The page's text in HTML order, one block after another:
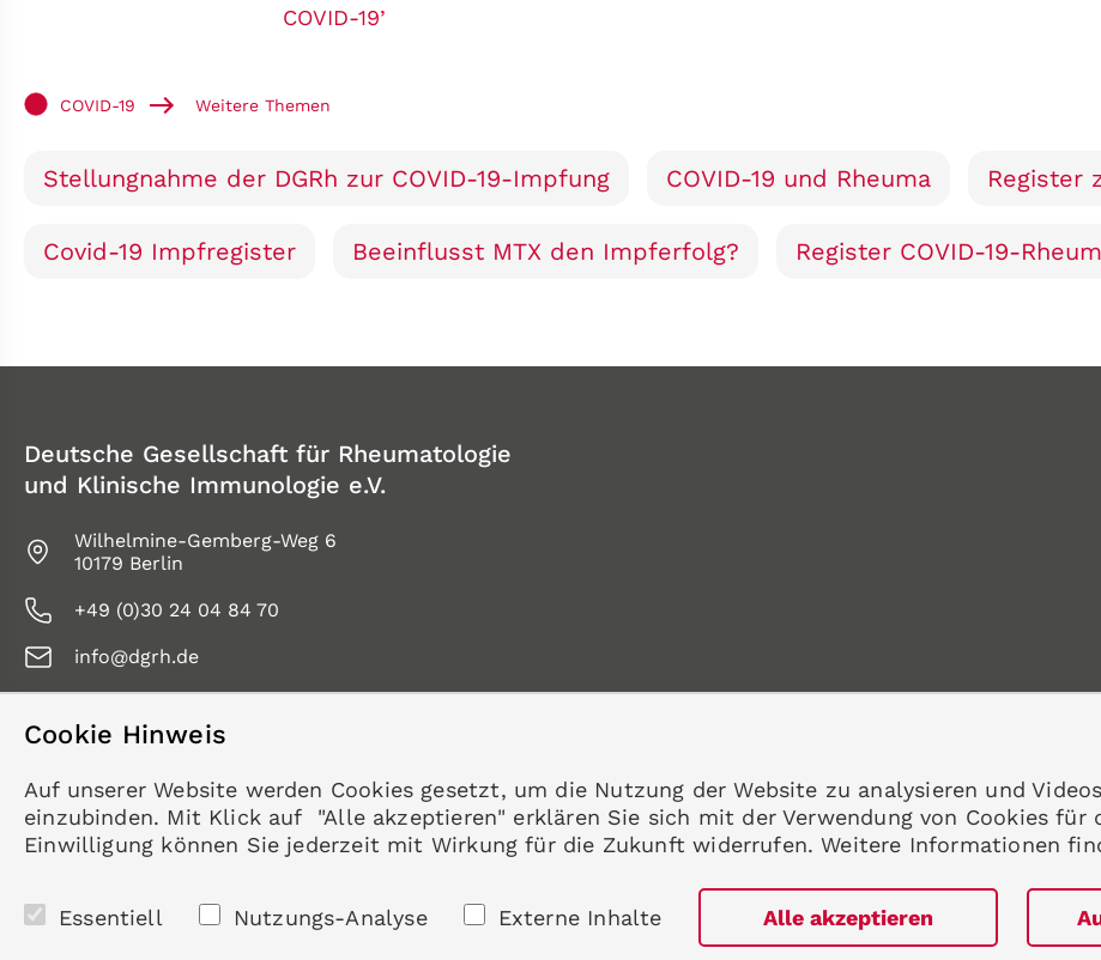
COVID-19’
COVID-19 Weitere Themen
Stellungnahme der DGRh zur COVID-19-Impfung COVID-19 und Rheuma Register
Covid-19 Impfregister Beeinflusst MTX den Impferfolg? Register COVID-19-
Deutsche Gesellschaft für Rheumatologie
und Klinische Immunologie e.V.
Wilhelmine-Gemberg-Weg 6
10179 Berlin
+49 (0)30 24 04 84 70
info@dgrh.de
Cookie Hinweis
Auf unserer Website werden Cookies gesetzt, um die Nutzung der Website zu analysieren und
einzubinden. Mit Klick auf "Alle akzeptieren" erklären Sie sich mit der Verwendung von Cookies für
Einwilligung können Sie jederzeit mit Wirkung für die Zukunft widerrufen. Weitere Informationen
Essentiell Nutzungs-Analyse Externe Inhalte Alle akzeptieren